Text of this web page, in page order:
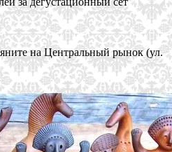
на Центральный рынок (ул.